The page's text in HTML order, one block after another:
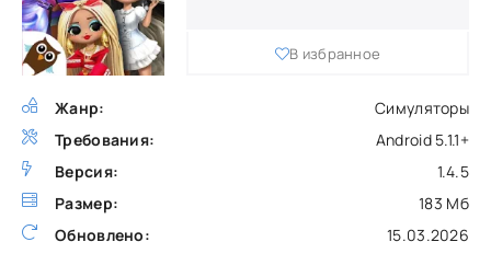
Жанр:
Симуляторы
Требования:
Android 5.1.1+
Версия:
1.4.5
Размер:
183 Мб
Обновлено:
15.03.2026
В избранное